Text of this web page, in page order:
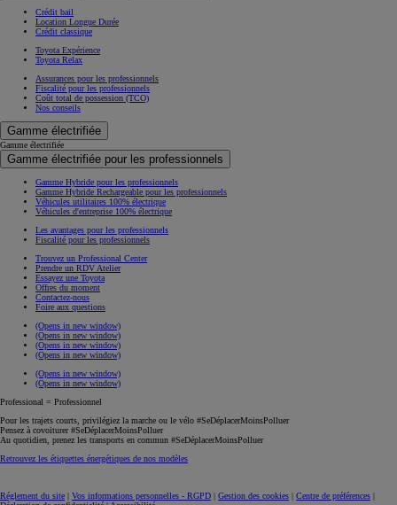
Crédit bail
Location Longue Durée
Crédit classique
Toyota Expérience
Toyota Relax
Assurances pour les professionnels
Fiscalité pour les professionnels
Coût total de possession (TCO)
Nos conseils
Gamme électrifiée
Gamme électrifiée
Gamme électrifiée pour les professionnels
Gamme Hybride pour les professionnels
Gamme Hybride Rechargeable pour les professionnels
Véhicules utilitaires 100% électrique
Véhicules d'entreprise 100% électrique
Les avantages pour les professionnels
Fiscalité pour les professionnels
Trouvez un Professional Center
Prendre un RDV Atelier
Essayez une Toyota
Offres du moment
Contactez-nous
Foire aux questions
(Opens in new window)
(Opens in new window)
(Opens in new window)
(Opens in new window)
(Opens in new window)
(Opens in new window)
Professional = Professionnel
Pour les trajets courts, privilégiez la marche ou le vélo #SeDéplacerMoinsPolluer
Pensez à covoiturer #SeDéplacerMoinsPolluer
Au quotidien, prenez les transports en commun #SeDéplacerMoinsPolluer
Retrouvez les étiquettes énergétiques de nos modèles
Réglement du site | Vos informations personnelles - RGPD | Gestion des cookies | Centre de préférences |